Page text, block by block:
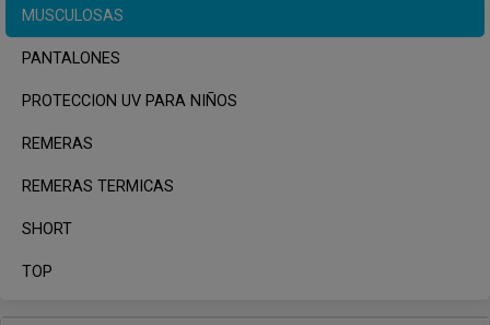
MUSCULOSAS
PANTALONES
PROTECCION UV PARA NIÑOS
REMERAS
REMERAS TERMICAS
SHORT
TOP